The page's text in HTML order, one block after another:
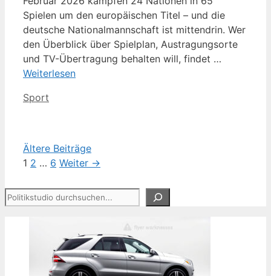
Spielen um den europäischen Titel – und die
deutsche Nationalmannschaft ist mittendrin. Wer
den Überblick über Spielplan, Austragungsorte
und TV-Übertragung behalten will, findet …
Weiterlesen
Kategorien
Sport
Ältere Beiträge
Seite
1 Seite
2 … Seite
6 Weiter →
Suchen